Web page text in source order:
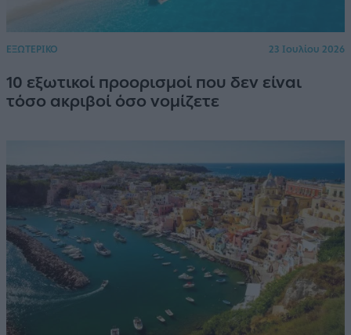
ΕΞΩΤΕΡΙΚΟ 23 Ιουλίου 2026
10 εξωτικοί προορισμοί που δεν είναι
τόσο ακριβοί όσο νομίζετε